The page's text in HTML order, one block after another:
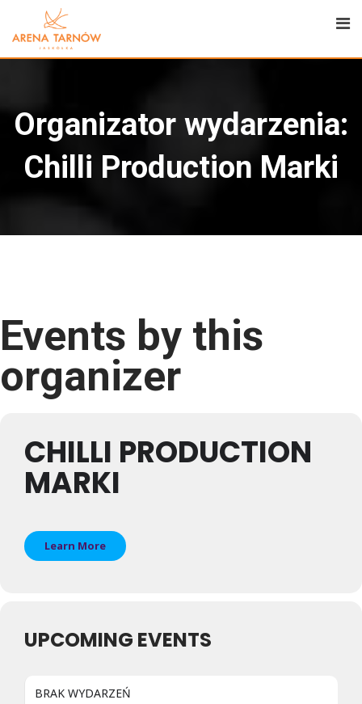
Organizator wydarzenia:
Chilli Production Marki
Events by this
organizer
CHILLI PRODUCTION
MARKI
Learn More
UPCOMING EVENTS
BRAK WYDARZEŃ